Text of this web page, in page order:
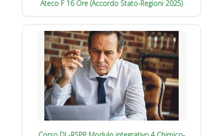
Ateco F 16 Ore (Accordo Stato-Regioni 2025)